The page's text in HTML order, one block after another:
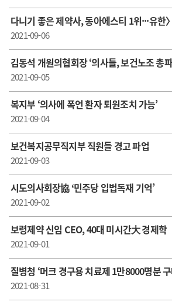
다니기 좋은 제약사, 동아에스티 1위···유한
2021-09-06
김동석 개원의협회장 ‘의사들, 보건노조 총
2021-09-05
복지부 ‘의사에 폭언 환자 퇴원조치 가능’
2021-09-04
보건복지공무직지부 직원들 경고 파업
2021-09-03
시도의사회장協 ‘민주당 입법독재 기억’
2021-09-02
보령제약 신임 CEO, 40대 미시간大 경제학
2021-09-01
질병청 ‘머크 경구용 치료제 1만8000명분
2021-08-31